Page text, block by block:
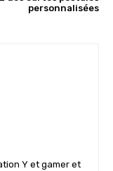
personnalisées
Y et gamer et